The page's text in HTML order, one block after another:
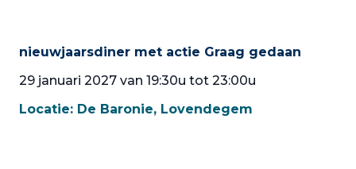
nieuwjaarsdiner met actie Graag gedaan
29 januari 2027 van 19:30u tot 23:00u
Locatie: De Baronie, Lovendegem